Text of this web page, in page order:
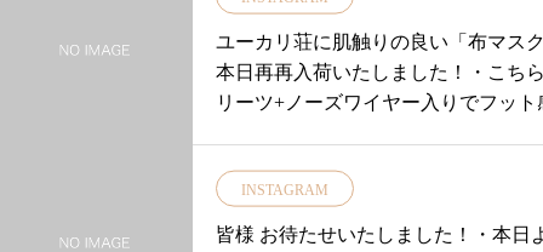
ユーカリ荘に肌触りの良い「布マス
本日再再入荷いたしました！・こち
リーツ+ノーズワイヤー入りでフット
日の再入荷の際もあっという間に完
しまったこちらのマスク。。。・皆
INSTAGRAM
皆様 お待たせいたしました！・本日